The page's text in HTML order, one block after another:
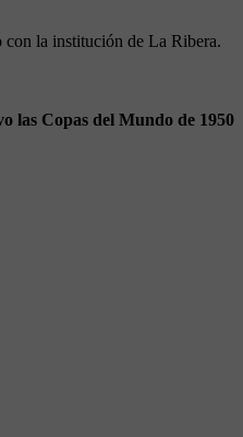
con la institución de La Ribera.
las Copas del Mundo de 1950